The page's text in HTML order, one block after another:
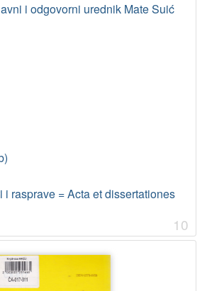
i odgovorni urednik Mate Suić
rasprave = Acta et dissertationes
10